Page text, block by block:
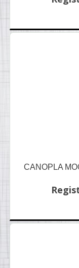
CANOPLA